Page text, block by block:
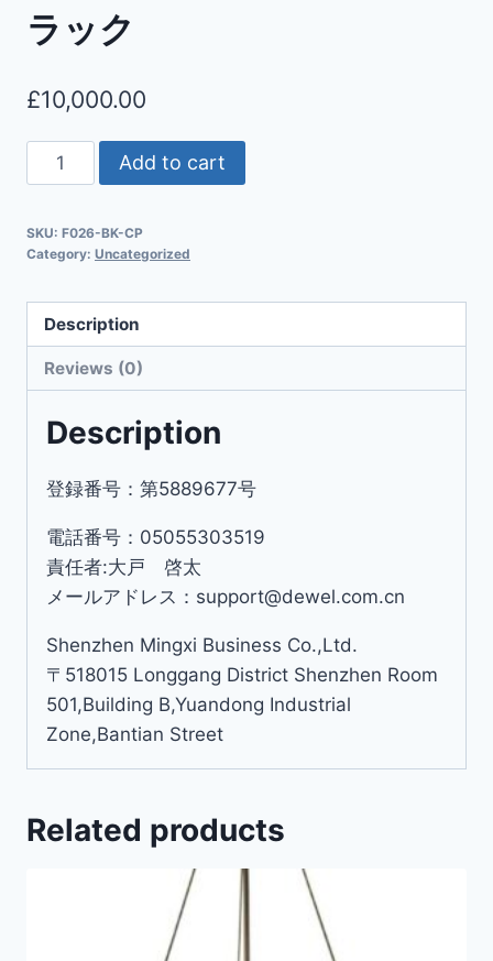
ラック
£10,000.00
Add to cart
SKU: F026-BK-CP
Category: Uncategorized
Description
Reviews (0)
Description
登録番号：第5889677号
電話番号：05055303519
責任者:大戸 啓太
メールアドレス：support@dewel.com.cn
Shenzhen Mingxi Business Co.,Ltd.
〒518015 Longgang District Shenzhen Room
501,Building B,Yuandong Industrial
Zone,Bantian Street
Related products